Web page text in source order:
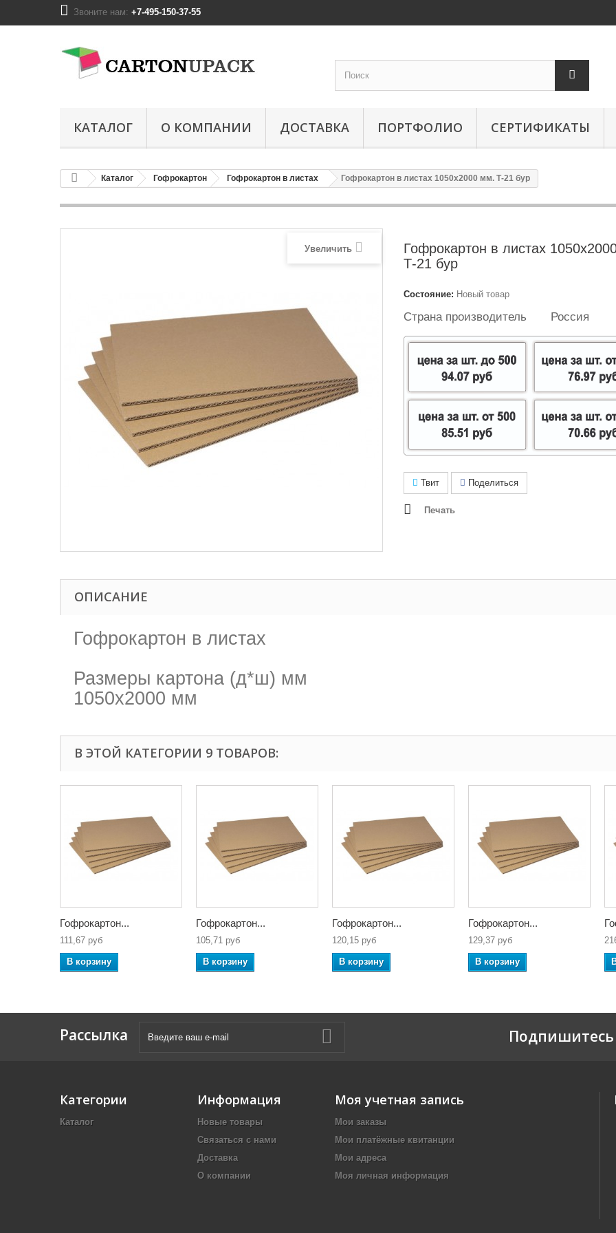
Звоните нам: +7-495-150-37-55
КАТАЛОГ О КОМПАНИИ ДОСТАВКА ПОРТФОЛИО СЕРТИФИКАТЫ
Каталог Гофрокартон Гофрокартон в листах Гофрокартон в листах 1050х2000 мм. Т-21 бур
Увеличить
Гофрокартон в листах
Т-21 бур
Состояние: Новый товар
Страна производитель Россия
Твит Поделиться
Печать
ОПИСАНИЕ
Гофрокартон в листах
Размеры картона (д*ш) мм
1050х2000 мм
В ЭТОЙ КАТЕГОРИИ 9 ТОВАРОВ:
Гофрокартон...
111,67 руб
В корзину
Гофрокартон...
105,71 руб
В корзину
Гофрокартон...
120,15 руб
В корзину
Гофрокартон...
129,37 руб
В корзину
Рассылка
Категории
Каталог
Информация
Новые товары
Связаться с нами
Доставка
О компании
Моя учетная запись
Мои заказы
Мои платёжные квитанции
Мои адреса
Моя личная информация